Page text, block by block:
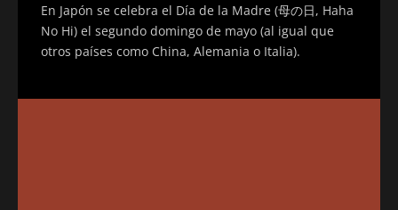
En Japón se celebra el Día de la Madre (母の日, Haha
No Hi) el segundo domingo de mayo (al igual que
otros países como China, Alemania o Italia).